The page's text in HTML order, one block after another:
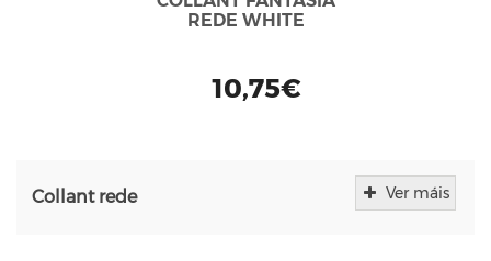
Ver máis
Collant rede
REDE WHITE
10,75€